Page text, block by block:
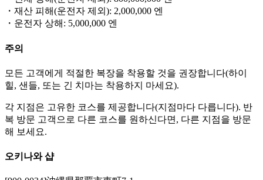
・재산 피해(운전자 제외): 2,000,000 엔
・운전자 상해: 5,000,000 엔
주의
모든 고객에게 적절한 복장을 착용할 것을 권장합니다(하이
힐, 샌들, 또는 긴 치마는 착용하지 마세요).
각 지점은 고유한 코스를 제공합니다(지점마다 다릅니다). 반
복 방문 고객으로 다른 코스를 원하신다면, 다른 지점을 방문
해 보세요.
오키나와 샵